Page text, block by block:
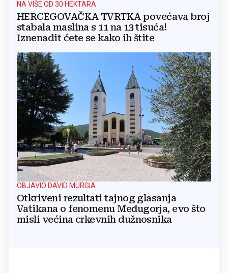
NA VIŠE OD 30 HEKTARA
HERCEGOVAČKA TVRTKA povećava broj
stabala maslina s 11 na 13 tisuća!
Iznenadit ćete se kako ih štite
OBJAVIO DAVID MURGIA
Otkriveni rezultati tajnog glasanja
Vatikana o fenomenu Međugorja, evo što
misli većina crkevnih dužnosnika